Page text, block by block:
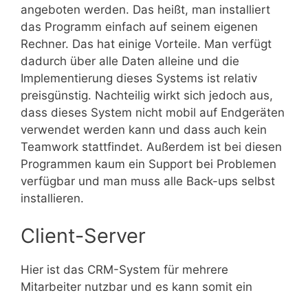
angeboten werden. Das heißt, man installiert
das Programm einfach auf seinem eigenen
Rechner. Das hat einige Vorteile. Man verfügt
dadurch über alle Daten alleine und die
Implementierung dieses Systems ist relativ
preisgünstig. Nachteilig wirkt sich jedoch aus,
dass dieses System nicht mobil auf Endgeräten
verwendet werden kann und dass auch kein
Teamwork stattfindet. Außerdem ist bei diesen
Programmen kaum ein Support bei Problemen
verfügbar und man muss alle Back-ups selbst
installieren.
Client-Server
Hier ist das CRM-System für mehrere
Mitarbeiter nutzbar und es kann somit ein